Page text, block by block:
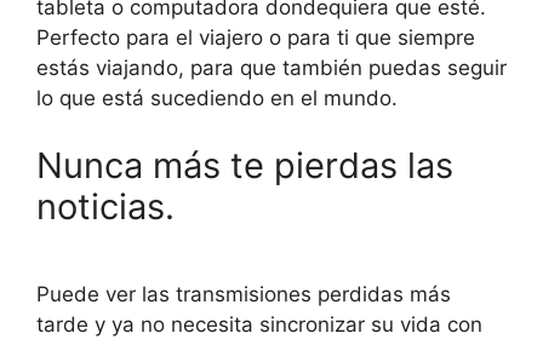
tableta o computadora dondequiera que esté.
Perfecto para el viajero o para ti que siempre
estás viajando, para que también puedas seguir
lo que está sucediendo en el mundo.
Nunca más te pierdas las
noticias.
Puede ver las transmisiones perdidas más
tarde y ya no necesita sincronizar su vida con